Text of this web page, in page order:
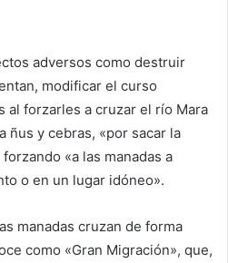
adversos como destruir
modificar el curso
al forzarles a cruzar el río Mara
ñus y cebras, «por sacar la
«a las manadas a
o en un lugar idóneo».
manadas cruzan de forma
como «Gran Migración», que,